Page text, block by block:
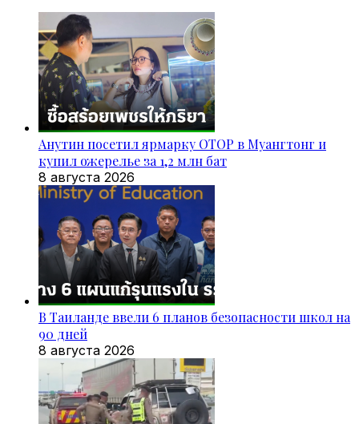
Анутин посетил ярмарку OTOP в Муангтонг и
купил ожерелье за 1,2 млн бат
8 августа 2026
В Таиланде ввели 6 планов безопасности школ на
90 дней
8 августа 2026